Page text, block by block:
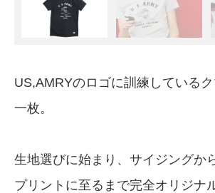
US,AMRYのロゴに訓練している
一枚。
生地選びに始まり、サイジングか
プリントに至るまで完全オリジナ